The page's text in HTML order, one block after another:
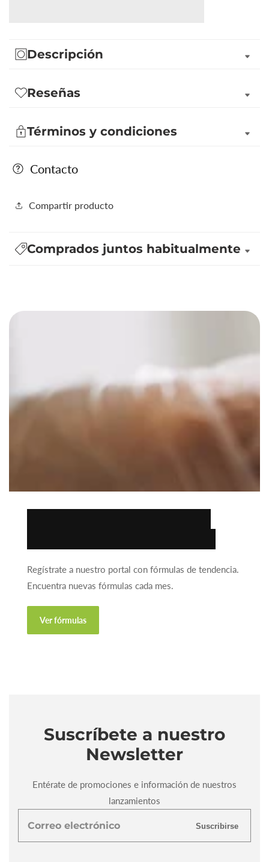
Descripción
Reseñas
Términos y condiciones
Contacto
Compartir producto
Comprados juntos habitualmente
Regístrate a nuestro portal con fórmulas de tendencia.
Encuentra nuevas fórmulas cada mes.
Ver fórmulas
Suscríbete a nuestro
Newsletter
Entérate de promociones e información de nuestros
lanzamientos
Correo
Suscribirse